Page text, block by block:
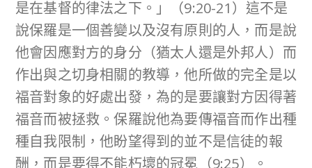
是在基督的律法之下。」（9:20-21）這不是
說保羅是一個善變以及沒有原則的人，而是說
他會因應對方的身分（猶太人還是外邦人）而
作出與之切身相關的教導，他所做的完全是以
福音對象的好處出發，為的是要讓對方因得著
福音而被拯救。保羅說他為要傳福音而作出種
種自我限制，他盼望得到的並不是信徒的報
酬，而是要得不能朽壞的冠冕（9:25）。